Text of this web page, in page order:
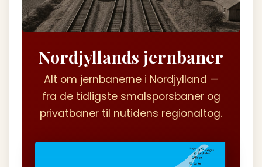
Nordjyllands jernbaner
Alt om jernbanerne i Nordjylland —
fra de tidligste smalsporsbaner og
privatbaner til nutidens regionaltog.